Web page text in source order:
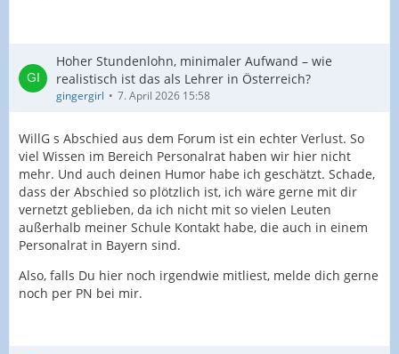
Hoher Stundenlohn, minimaler Aufwand – wie
realistisch ist das als Lehrer in Österreich?
gingergirl 7. April 2026 15:58
WillG s Abschied aus dem Forum ist ein echter Verlust. So
viel Wissen im Bereich Personalrat haben wir hier nicht
mehr. Und auch deinen Humor habe ich geschätzt. Schade,
dass der Abschied so plötzlich ist, ich wäre gerne mit dir
vernetzt geblieben, da ich nicht mit so vielen Leuten
außerhalb meiner Schule Kontakt habe, die auch in einem
Personalrat in Bayern sind.
Also, falls Du hier noch irgendwie mitliest, melde dich gerne
noch per PN bei mir.